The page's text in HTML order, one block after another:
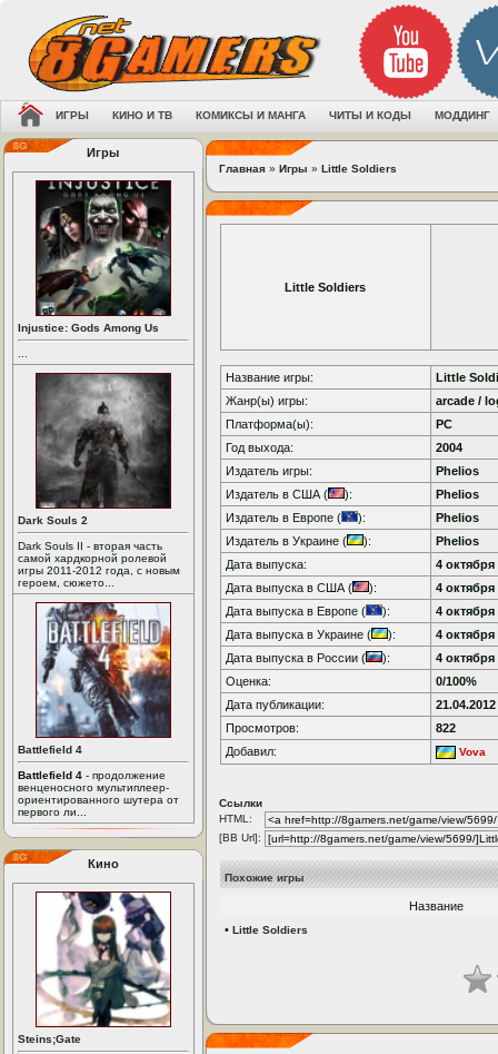
ИГРЫ КИНО И ТВ КОМИКСЫ И МАНГА ЧИТЫ И КОДЫ МОДДИНГ
Игры
Injustice: Gods Among Us
Dark Souls 2
Dark Souls II - вторая часть
самой хардкорной ролевой
игры 2011-2012 года, с новым
героем, сюжето...
Battlefield 4
Battlefield 4 - продолжение
венценосного мультиплеер-
ориентированного шутера от
первого ли...
Кино
Steins;Gate
Главная » Игры » Little Soldiers
Little Soldiers
Название игры:
Little
Жанр(ы) игры:
arcade /
Платформа(ы):
PC
Год выхода:
2004
Издатель игры:
Phelios
Издатель в США (
):
Phelios
Издатель в Европе (
):
Phelios
Издатель в Украине (
):
Phelios
Дата выпуска:
4 октября
Дата выпуска в США (
):
4 октября
Дата выпуска в Европе (
):
4 октября
Дата выпуска в Украине (
):
4 октября
Дата выпуска в России (
):
4 октября
Оценка:
0/100%
Дата публикации:
21.04.2012
Просмотров:
822
Добавил:
Vova
Ссылки
HTML:
[BB Url]:
Похожие игры
Название
• Little Soldiers